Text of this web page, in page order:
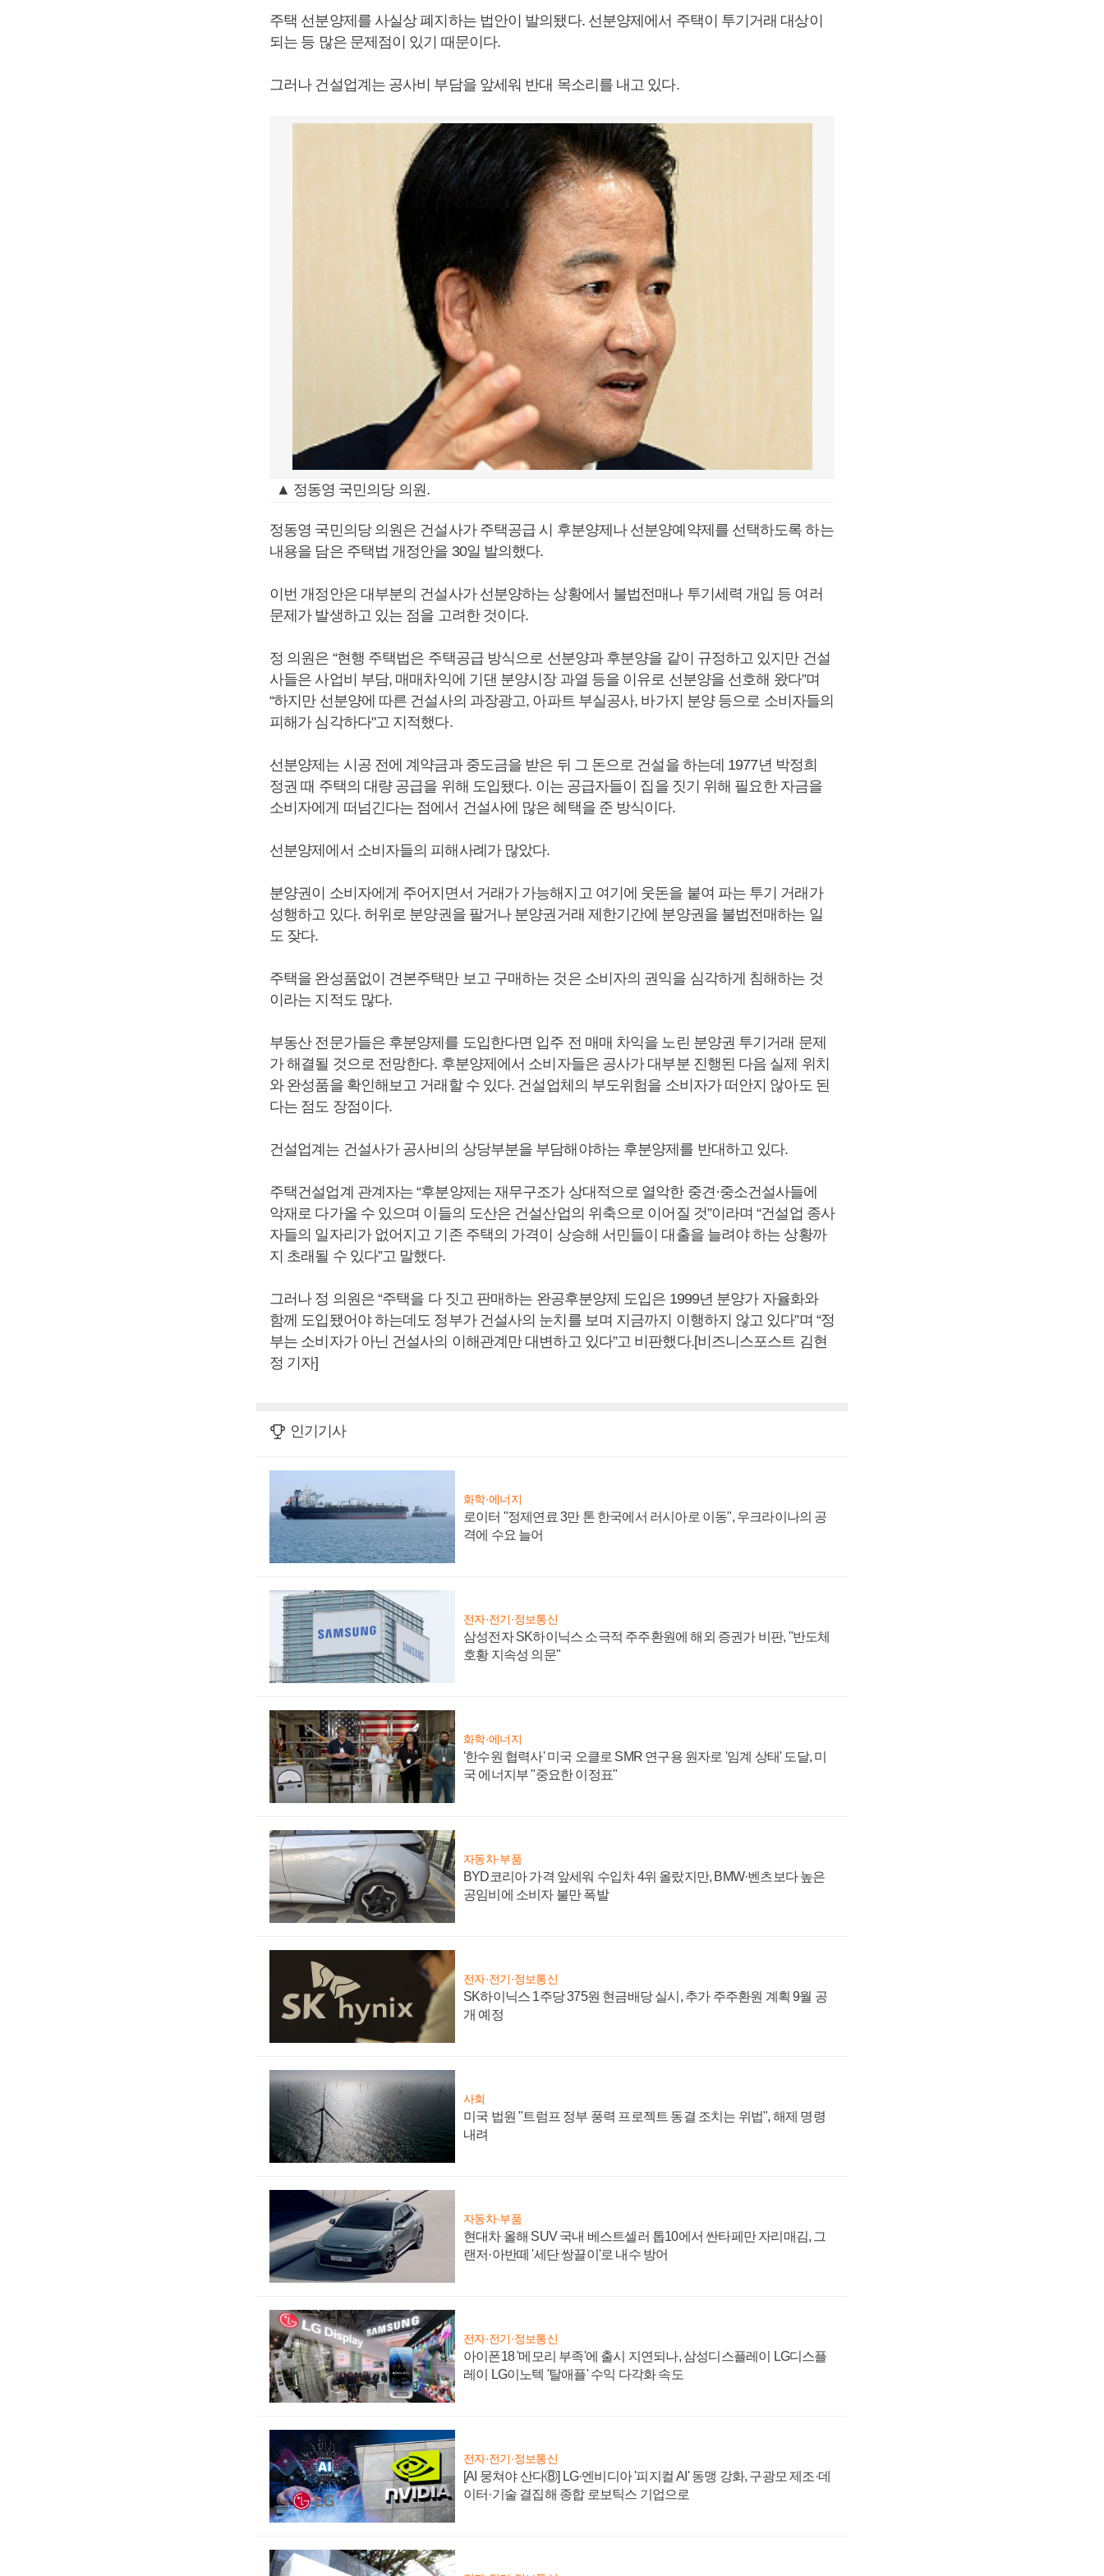
주택 선분양제를 사실상 폐지하는 법안이 발의됐다. 선분양제에서 주택이 투기거래 대상이
되는 등 많은 문제점이 있기 때문이다.
그러나 건설업계는 공사비 부담을 앞세워 반대 목소리를 내고 있다.
▲ 정동영 국민의당 의원.
정동영 국민의당 의원은 건설사가 주택공급 시 후분양제나 선분양예약제를 선택하도록 하는
내용을 담은 주택법 개정안을 30일 발의했다.
이번 개정안은 대부분의 건설사가 선분양하는 상황에서 불법전매나 투기세력 개입 등 여러
문제가 발생하고 있는 점을 고려한 것이다.
정 의원은 “현행 주택법은 주택공급 방식으로 선분양과 후분양을 같이 규정하고 있지만 건설
사들은 사업비 부담, 매매차익에 기댄 분양시장 과열 등을 이유로 선분양을 선호해 왔다”며
“하지만 선분양에 따른 건설사의 과장광고, 아파트 부실공사, 바가지 분양 등으로 소비자들의
피해가 심각하다"고 지적했다.
선분양제는 시공 전에 계약금과 중도금을 받은 뒤 그 돈으로 건설을 하는데 1977년 박정희
정권 때 주택의 대량 공급을 위해 도입됐다. 이는 공급자들이 집을 짓기 위해 필요한 자금을
소비자에게 떠넘긴다는 점에서 건설사에 많은 혜택을 준 방식이다.
선분양제에서 소비자들의 피해사례가 많았다.
분양권이 소비자에게 주어지면서 거래가 가능해지고 여기에 웃돈을 붙여 파는 투기 거래가
성행하고 있다. 허위로 분양권을 팔거나 분양권거래 제한기간에 분양권을 불법전매하는 일
도 잦다.
주택을 완성품없이 견본주택만 보고 구매하는 것은 소비자의 권익을 심각하게 침해하는 것
이라는 지적도 많다.
부동산 전문가들은 후분양제를 도입한다면 입주 전 매매 차익을 노린 분양권 투기거래 문제
가 해결될 것으로 전망한다. 후분양제에서 소비자들은 공사가 대부분 진행된 다음 실제 위치
와 완성품을 확인해보고 거래할 수 있다. 건설업체의 부도위험을 소비자가 떠안지 않아도 된
다는 점도 장점이다.
건설업계는 건설사가 공사비의 상당부분을 부담해야하는 후분양제를 반대하고 있다.
주택건설업계 관계자는 “후분양제는 재무구조가 상대적으로 열악한 중견·중소건설사들에
악재로 다가올 수 있으며 이들의 도산은 건설산업의 위축으로 이어질 것”이라며 “건설업 종사
자들의 일자리가 없어지고 기존 주택의 가격이 상승해 서민들이 대출을 늘려야 하는 상황까
지 초래될 수 있다”고 말했다.
그러나 정 의원은 “주택을 다 짓고 판매하는 완공후분양제 도입은 1999년 분양가 자율화와
함께 도입됐어야 하는데도 정부가 건설사의 눈치를 보며 지금까지 이행하지 않고 있다”며 “정
부는 소비자가 아닌 건설사의 이해관계만 대변하고 있다”고 비판했다.[비즈니스포스트 김현
정 기자]
인기기사
화학·에너지
로이터 "정제연료 3만 톤 한국에서 러시아로 이동", 우크라이나의 공
격에 수요 늘어
전자·전기·정보통신
삼성전자 SK하이닉스 소극적 주주환원에 해외 증권가 비판, "반도체
호황 지속성 의문"
화학·에너지
'한수원 협력사' 미국 오클로 SMR 연구용 원자로 '임계 상태' 도달, 미
국 에너지부 "중요한 이정표"
자동차·부품
BYD코리아 가격 앞세워 수입차 4위 올랐지만, BMW·벤츠보다 높은
공임비에 소비자 불만 폭발
전자·전기·정보통신
SK하이닉스 1주당 375원 현금배당 실시, 추가 주주환원 계획 9월 공
개 예정
사회
미국 법원 "트럼프 정부 풍력 프로젝트 동결 조치는 위법", 해제 명령
내려
자동차·부품
현대차 올해 SUV 국내 베스트셀러 톱10에서 싼타페만 자리매김, 그
랜저·아반떼 '세단 쌍끌이'로 내수 방어
전자·전기·정보통신
아이폰18 '메모리 부족'에 출시 지연되나, 삼성디스플레이 LG디스플
레이 LG이노텍 '탈애플' 수익 다각화 속도
전자·전기·정보통신
[AI 뭉쳐야 산다⑧] LG·엔비디아 '피지컬 AI' 동맹 강화, 구광모 제조·데
이터·기술 결집해 종합 로보틱스 기업으로